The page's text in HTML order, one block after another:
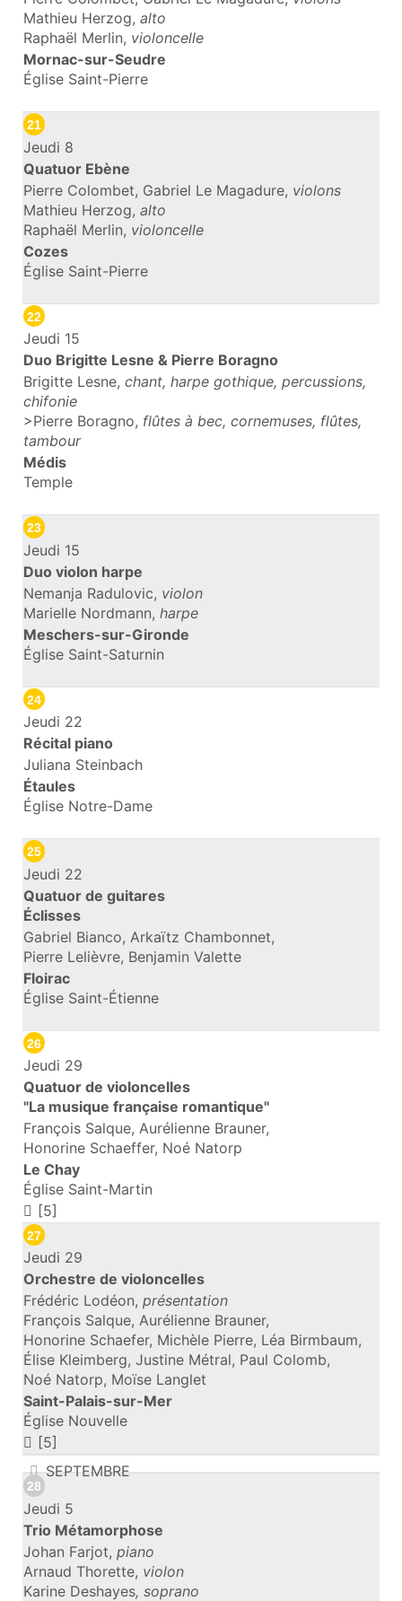
Mathieu Herzog, alto
Raphaël Merlin, violoncelle
Mornac-sur-Seudre
Église Saint-Pierre
21
Jeudi 8
Quatuor Ebène
Pierre Colombet, Gabriel Le Magadure, violons
Mathieu Herzog, alto
Raphaël Merlin, violoncelle
Cozes
Église Saint-Pierre
22
Jeudi 15
Duo Brigitte Lesne & Pierre Boragno
Brigitte Lesne, chant, harpe gothique, percussions,
chifonie
>Pierre Boragno, flûtes à bec, cornemuses, flûtes,
tambour
Médis
Temple
23
Jeudi 15
Duo violon harpe
Nemanja Radulovic, violon
Marielle Nordmann, harpe
Meschers-sur-Gironde
Église Saint-Saturnin
24
Jeudi 22
Récital piano
Juliana Steinbach
Étaules
Église Notre-Dame
25
Jeudi 22
Quatuor de guitares
Éclisses
Gabriel Bianco, Arkaïtz Chambonnet,
Pierre Lelièvre, Benjamin Valette
Floirac
Église Saint-Étienne
26
Jeudi 29
Quatuor de violoncelles
"La musique française romantique"
François Salque, Aurélienne Brauner,
Honorine Schaeffer, Noé Natorp
Le Chay
Église Saint-Martin
[5]
27
Jeudi 29
Orchestre de violoncelles
Frédéric Lodéon, présentation
François Salque, Aurélienne Brauner,
Honorine Schaefer, Michèle Pierre, Léa Birmbaum,
Élise Kleimberg, Justine Métral, Paul Colomb,
Noé Natorp, Moïse Langlet
Saint-Palais-sur-Mer
Église Nouvelle
[5]
SEPTEMBRE
28
Jeudi 5
Trio Métamorphose
Johan Farjot, piano
Arnaud Thorette, violon
Karine Deshayes, soprano